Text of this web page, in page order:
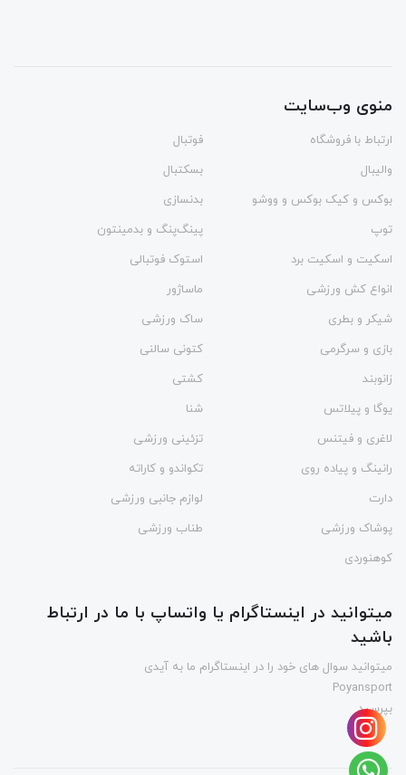
منوی وب‌سایت
ارتباط با فروشگاه
فوتبال
والیبال
بسکتبال
بوکس و کیک بوکس و ووشو
بدنسازی
توپ
پینگ‌پنگ و بدمينتون
اسکیت و اسکیت برد
استوک فوتبالی
انواع کش ورزشی
ماساژور
شیکر و بطری
ساک ورزشی
بازی و سرگرمی
کتونی سالنی
زانوبند
کشتی
یوگا و پیلاتس
شنا
لاغری و فیتنس
تزئینی ورزشی
رانینگ و پیاده روی
تکواندو و کاراته
دارت
لوازم جانبی ورزشی
پوشاک ورزشی
طناب ورزشی
کوهنوردی
میتوانید در اینستاگرام یا واتساپ با ما در ارتباط
باشید
میتوانید سوال های خود را در اینستاگرام ما به آیدی
Poyansport
بپرسید